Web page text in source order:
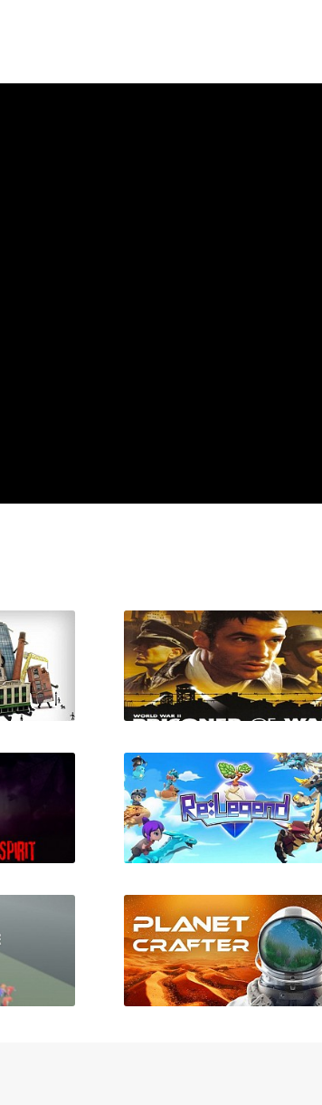
Побег (Prisoner of War)
Re:Legend